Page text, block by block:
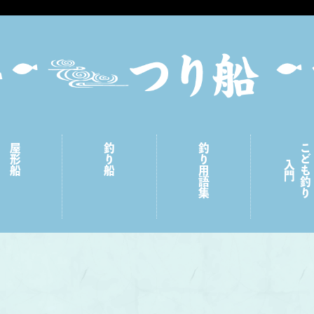
屋形船 釣り船 釣り用語集 こども釣り
入門